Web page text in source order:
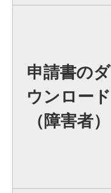
申請書のダ
ウンロード
（障害者）